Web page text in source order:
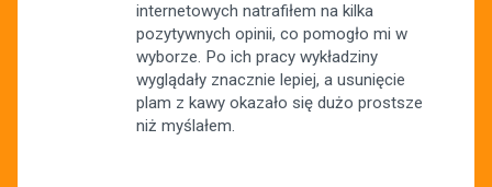
internetowych natrafiłem na kilka
pozytywnych opinii, co pomogło mi w
wyborze. Po ich pracy wykładziny
wyglądały znacznie lepiej, a usunięcie
plam z kawy okazało się dużo prostsze
niż myślałem.